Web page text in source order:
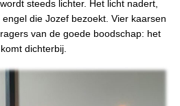
steeds lichter. Het licht nadert,
die Jozef bezoekt. Vier kaarsen
van de goede boodschap: het
dichterbij.